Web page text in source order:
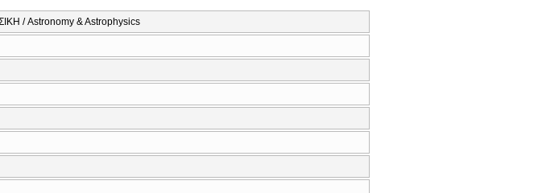
/ Astronomy & Astrophysics